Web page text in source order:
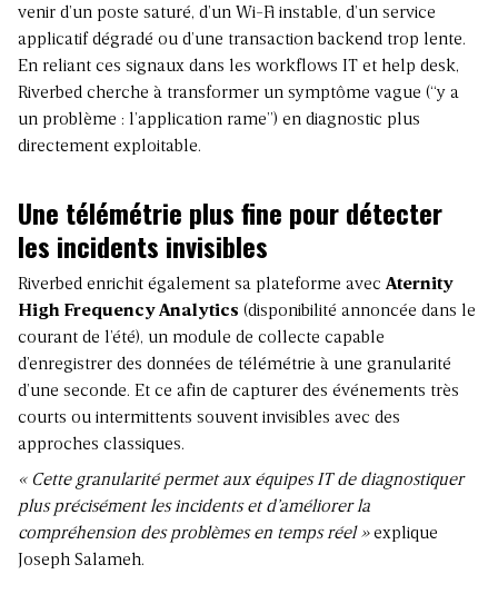
venir d’un poste saturé, d’un Wi-Fi instable, d’un service
applicatif dégradé ou d’une transaction backend trop lente.
En reliant ces signaux dans les workflows IT et help desk,
Riverbed cherche à transformer un symptôme vague (“y a
un problème : l’application rame”) en diagnostic plus
directement exploitable.
Une télémétrie plus fine pour détecter
les incidents invisibles
Riverbed enrichit également sa plateforme avec Aternity
High Frequency Analytics (disponibilité annoncée dans le
courant de l’été), un module de collecte capable
d’enregistrer des données de télémétrie à une granularité
d’une seconde. Et ce afin de capturer des événements très
courts ou intermittents souvent invisibles avec des
approches classiques.
« Cette granularité permet aux équipes IT de diagnostiquer
plus précisément les incidents et d’améliorer la
compréhension des problèmes en temps réel »explique
Joseph Salameh.